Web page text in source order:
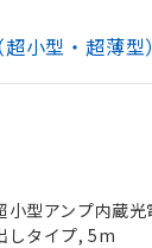
小型・超薄型
小型アンプ内蔵
しタイプ, 5m